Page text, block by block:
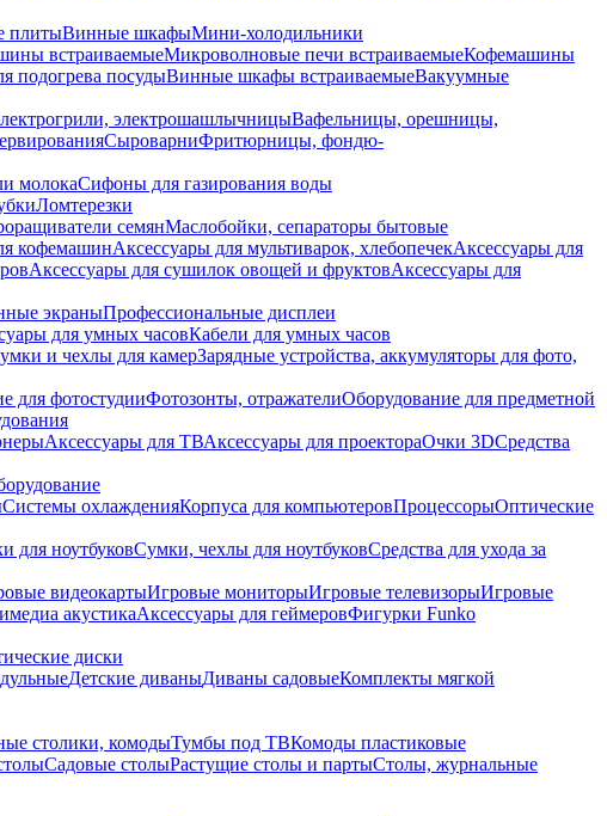
плитыВинные шкафыМини-холодильники
встраиваемыеМикроволновые печи встраиваемыеКофемашины
подогрева посудыВинные шкафы встраиваемыеВакуумные
электрошашлычницыВафельницы, орешницы,
СыроварниФритюрницы, фондю-
молокаСифоны для газирования воды
Ломтерезки
семянМаслобойки, сепараторы бытовые
кофемашинАксессуары для мультиварок, хлебопечекАксессуары для
Аксессуары для сушилок овощей и фруктовАксессуары для
экраныПрофессиональные дисплеи
для умных часовКабели для умных часов
и чехлы для камерЗарядные устройства, аккумуляторы для фото,
для фотостудииФотозонты, отражателиОборудование для предметной
Аксессуары для ТВАксессуары для проектораОчки 3DСредства
Системы охлажденияКорпуса для компьютеровПроцессорыОптические
для ноутбуковСумки, чехлы для ноутбуковСредства для ухода за
видеокартыИгровые мониторыИгровые телевизорыИгровые
акустикаАксессуары для геймеровФигурки Funko
диски
Детские диваныДиваны садовыеКомплекты мягкой
столики, комодыТумбы под ТВКомоды пластиковые
Садовые столыРастущие столы и партыСтолы, журнальные